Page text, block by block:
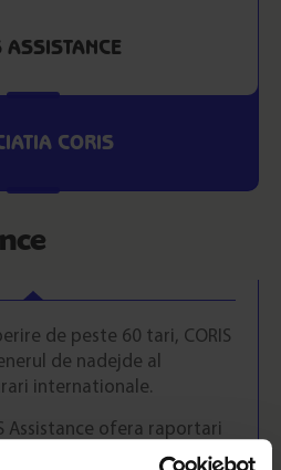
ASSISTANCE
CORIS
de peste 60 tari, CORIS
de nadejde al
internationale.
Assistance ofera raportari
clientului, dezvolta pagini